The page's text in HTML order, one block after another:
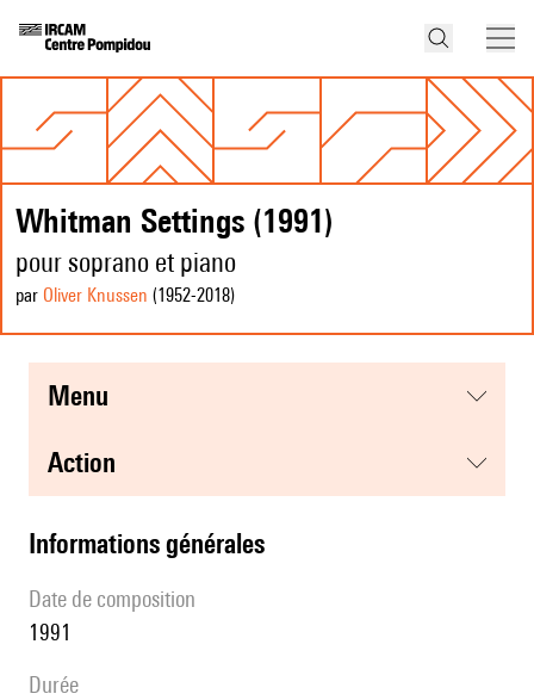
Whitman Settings (1991)
pour soprano et piano
par Oliver Knussen (1952-2018)
menu
action
informations générales
date de composition
1991
durée